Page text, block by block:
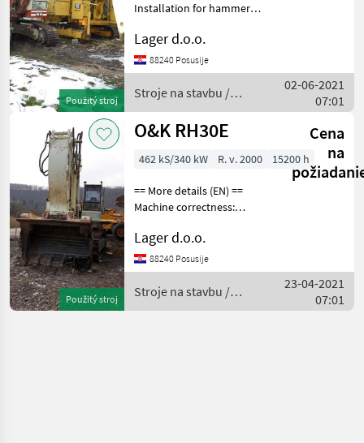
Použitý stroj
Installation for hammer
stavbu Pásový báger
Lager d.o.o.
88240 Posusije
Stroje na stavbu /
O&K
02-06-2021
07:01
Použitý stroj
O&K RH30E
Cena
na
462 kS/340 kW R. v. 2000 15200 h
== More details (EN) ==
Machine correctness:
cabin FOPS working
signalization frontal bucket
6, 3m3 Čeoni
rovokopač/bager Stroje na
Lager d.o.o.
88240 Posusije
Stroje na stavbu /
O&K
23-04-2021
07:01